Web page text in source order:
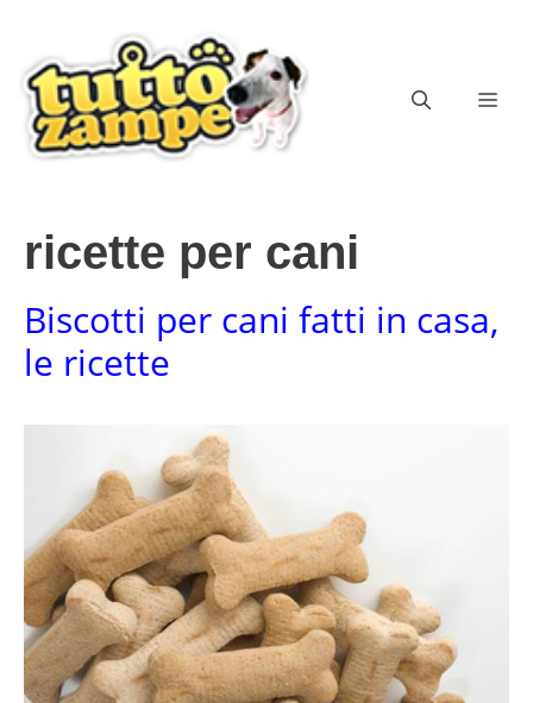
contenuto
ricette per cani
Biscotti per cani fatti in casa,
le ricette